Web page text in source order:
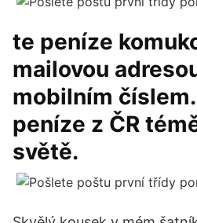
te peníze
mailovou
mobilním
peníze z ČR
světě.